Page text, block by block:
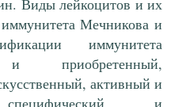
Виды лейкоцитов и их
Мечникова и
иммунитета
приобретенный,
активный и